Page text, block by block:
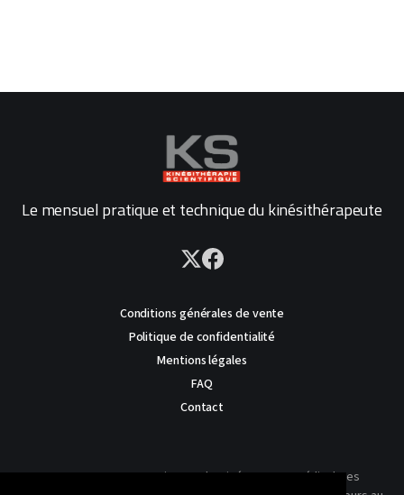
Le mensuel pratique et technique du kinésithérapeute
Conditions générales de vente
Politique de confidentialité
Mentions légales
FAQ
Contact
AVERTISSEMENT : Ce site est destiné au corps médical. Les